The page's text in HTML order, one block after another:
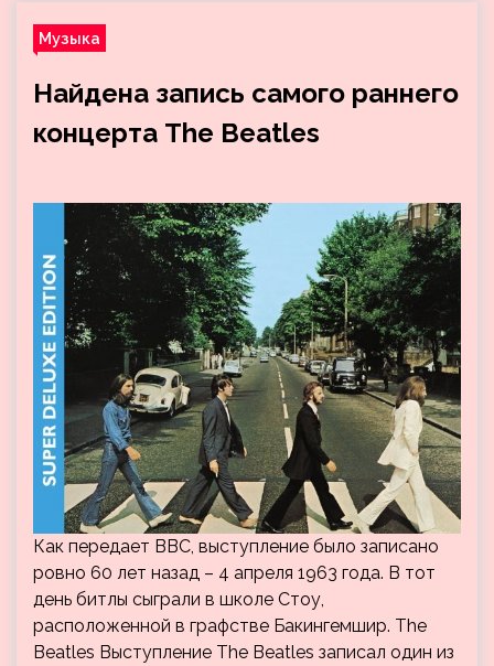
Музыка
Найдена запись самого раннего
концерта The Beatles
Как передает BBC, выступление было записано
ровно 60 лет назад – 4 апреля 1963 года. В тот
день битлы сыграли в школе Стоу,
расположенной в графстве Бакингемшир. The
Beatles Выступление The Beatles записал один из